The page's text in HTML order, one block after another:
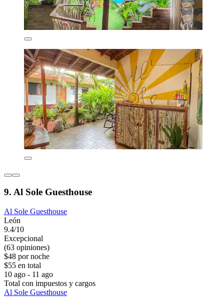
9. Al Sole Guesthouse
Al Sole Guesthouse
León
9.4/10
Excepcional
(63 opiniones)
$48 por noche
$55 en total
10 ago - 11 ago
Total con impuestos y cargos
Al Sole Guesthouse